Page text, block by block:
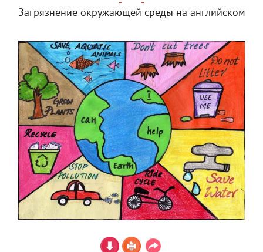
Загрязнение окружающей среды на английском